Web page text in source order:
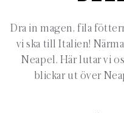
Dra in magen, fila
vi ska till Italien!
Neapel. Här lutar vi
blickar ut över